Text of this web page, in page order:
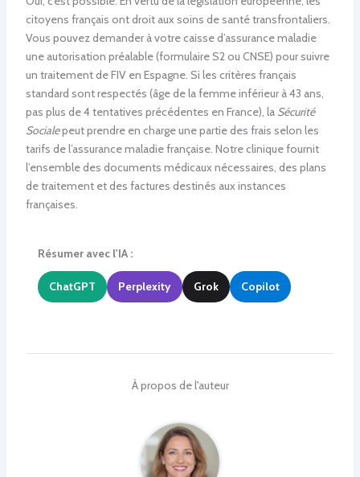
citoyens français ont droit aux soins de santé transfrontaliers.
Vous pouvez demander à votre caisse d’assurance maladie
une autorisation préalable (formulaire S2 ou CNSE) pour suivre
un traitement de FIV en Espagne. Si les critères français
standard sont respectés (âge de la femme inférieur à 43 ans,
pas plus de 4 tentatives précédentes en France), la Sécurité
Socialepeut prendre en charge une partie des frais selon les
tarifs de l’assurance maladie française. Notre clinique fournit
l’ensemble des documents médicaux nécessaires, des plans
de traitement et des factures destinés aux instances
françaises.
Résumer avec l'IA :
ChatGPT Perplexity Grok Copilot
À propos de l'auteur